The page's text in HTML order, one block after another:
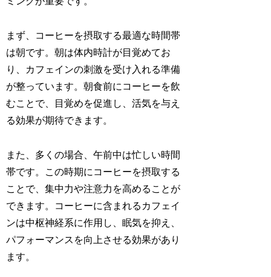
まず、コーヒーを摂取する最適な時間帯
は朝です。朝は体内時計が目覚めてお
り、カフェインの刺激を受け入れる準備
が整っています。朝食前にコーヒーを飲
むことで、目覚めを促進し、活気を与え
る効果が期待できます。
また、多くの場合、午前中は忙しい時間
帯です。この時期にコーヒーを摂取する
ことで、集中力や注意力を高めることが
できます。コーヒーに含まれるカフェイ
ンは中枢神経系に作用し、眠気を抑え、
パフォーマンスを向上させる効果があり
ます。